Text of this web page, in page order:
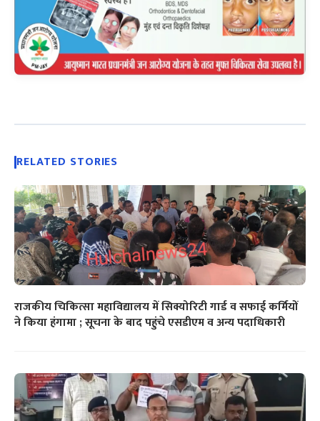
RELATED STORIES
राजकीय चिकित्सा महाविद्यालय में सिक्योरिटी गार्ड व सफाई कर्मियों
ने किया हंगामा ; सूचना के बाद पहुंचे एसडीएम व अन्य पदाधिकारी